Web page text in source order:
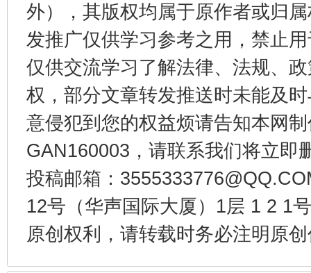
外），其版权均属于原作者或归
发推广仅供学习参考之用，禁止
仅供交流学习了解法律、法规、
权，部分文章转发推送时未能及
意侵犯到您的权益烦请告知本网
GAN160003，请联系我们将立即
投稿邮箱：
12号（华声国际大厦）1层 1 2 1
原创权利，请转载时务必注明原
受贿1.44亿！段成刚被判无期
全民健身五年计划来了！等你上场